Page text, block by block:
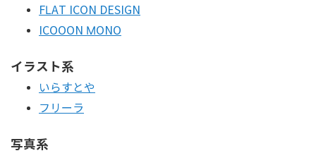
FLAT ICON DESIGN
ICOOON MONO
イラスト系
いらすとや
フリーラ
写真系